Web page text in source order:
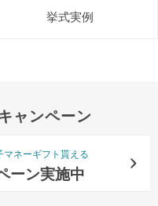
挙式実例
ャンペーン
ネーギフト貰える
ーン実施中